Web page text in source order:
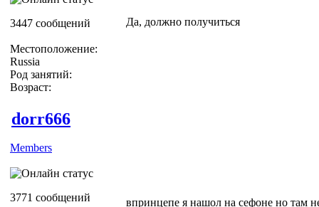
3447 сообщений
Местоположение:
Russia
Род занятий:
Возраст:
Да, должно получиться
dorr666
Members
3771 сообщений впринцепе я нашол на сефоне но там